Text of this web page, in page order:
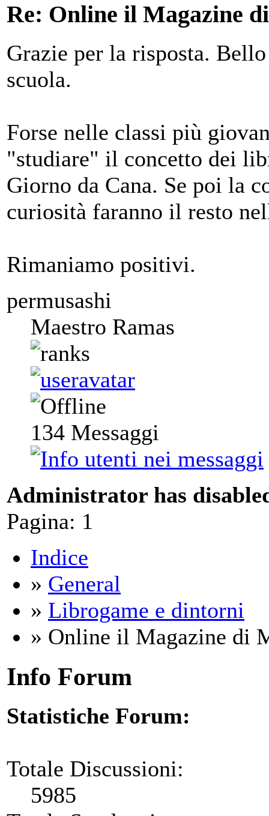
Re: Online il Magazine
Grazie per la risposta.
scuola.
Forse nelle classi più
"studiare" il concetto dei
Giorno da Cana. Se poi la
curiosità faranno il resto
Rimaniamo positivi.
permusashi
Maestro Ramas
134 Messaggi
Administrator has
Pagina: 1
Indice
» General
» Librogame e dintorni
» Online il Magazine di
Info Forum
Statistiche Forum:
Totale Discussioni:
5985